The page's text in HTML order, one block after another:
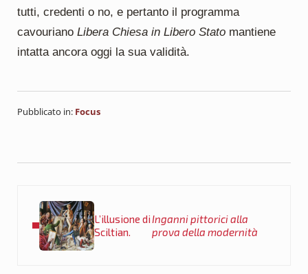
tutti, credenti o no, e pertanto il programma
cavouriano Libera Chiesa in Libero Statomantiene
intatta ancora oggi la sua validità.
Pubblicato in: Focus
L’illusione di
Sciltian.
Inganni pittorici alla
prova della modernità